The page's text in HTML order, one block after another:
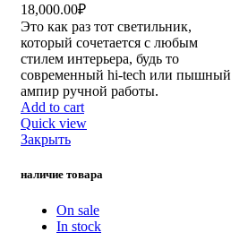
Закрыть
наличие товара
On sale
In stock
18,000.00₽
Это как раз тот светильник,
который сочетается с любым
стилем интерьера, будь то
современный hi-tech или пышный
ампир ручной работы.
Add to cart
Quick view